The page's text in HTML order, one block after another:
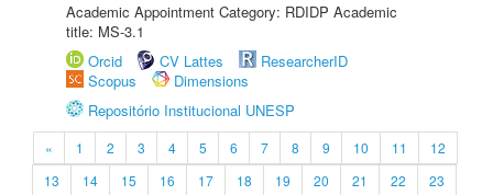
Academic Appointment Category: RDIDP Academic
title: MS-3.1
Orcid
CV Lattes
ResearcherID
Scopus
Dimensions
Repositório Institucional UNESP
« 1 2 3 4 5 6 7 8 9 10 11
12
13
14 15 16 17 18 19 20 21 22
23